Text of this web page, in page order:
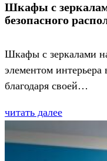
Шкафы с
безопасного
Шкафы с зеркалами
элементом
благодаря своей…
читать далее